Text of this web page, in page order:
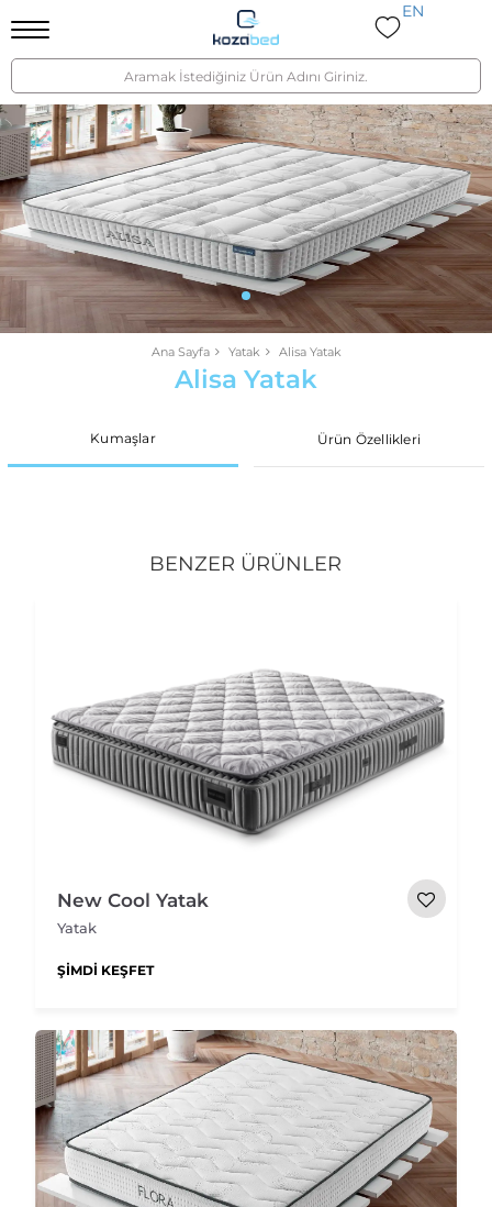
EN
Ana Sayfa Yatak Alisa Yatak
Alisa Yatak
Kumaşlar Ürün Özellikleri
BENZER ÜRÜNLER
New Cool Yatak
Yatak
ŞIMDI KEŞFET